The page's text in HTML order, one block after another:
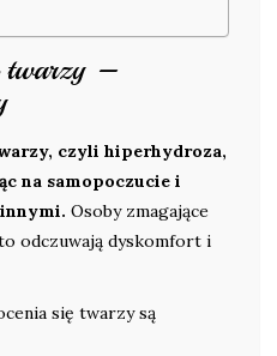
twarzy –
czyli hiperhydroza,
na samopoczucie i
Osoby zmagające
odczuwają dyskomfort i
się twarzy są